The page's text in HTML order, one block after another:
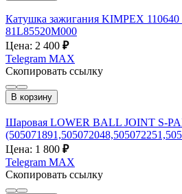
Катушка зажигания KIMPEX
81L85520M000
Цена: 2 400 ₽
Telegram MAX
Скопировать ссылку
В корзину
Шаровая LOWER BALL JOINT S-
Цена: 1 800 ₽
Telegram MAX
Скопировать ссылку